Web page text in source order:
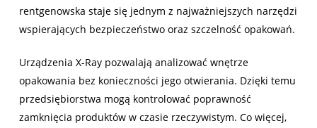
rentgenowska staje się jednym z najważniejszych narzędzi
wspierających bezpieczeństwo oraz szczelność opakowań.
Urządzenia X-Ray pozwalają analizować wnętrze
opakowania bez konieczności jego otwierania. Dzięki temu
przedsiębiorstwa mogą kontrolować poprawność
zamknięcia produktów w czasie rzeczywistym. Co więcej,